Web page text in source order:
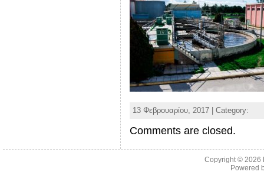
13 Φεβρουαρίου, 2017 | Category:
Comments are closed.
Copyright © 2026
Powered